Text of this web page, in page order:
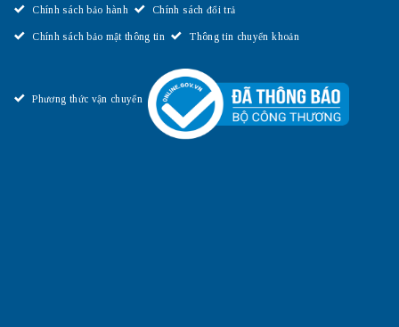
Chính sách bảo hành Chính sách đổi trả
Chính sách bảo mật thông tin Thông tin chuyển khoản
Phương thức vận chuyển